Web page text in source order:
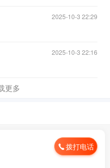
2025-10-3 22:29
2025-10-3 22:16
更多
拨打电话